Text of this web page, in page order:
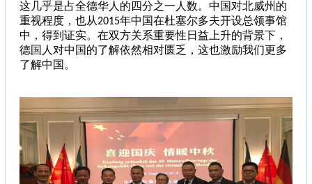
这几乎是占全德华人的四分之一人数。中国对北威州的
重视程度，也从2015年中国在杜塞尔多夫开设总领事馆
中，得到证实。在双方关系重要性日益上升的背景下，
德国人对中国的了解依然相对匮乏，这也激励我们更多
了解中国。